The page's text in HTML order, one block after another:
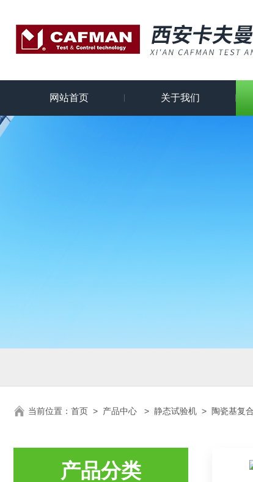
网站首页 关于我们
当前位置： 首页 > 产品中心 > 静态试验机 > 陶瓷基复
产品分类